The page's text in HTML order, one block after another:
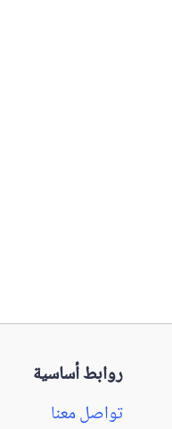
روابط أساسية
تواصل معنا